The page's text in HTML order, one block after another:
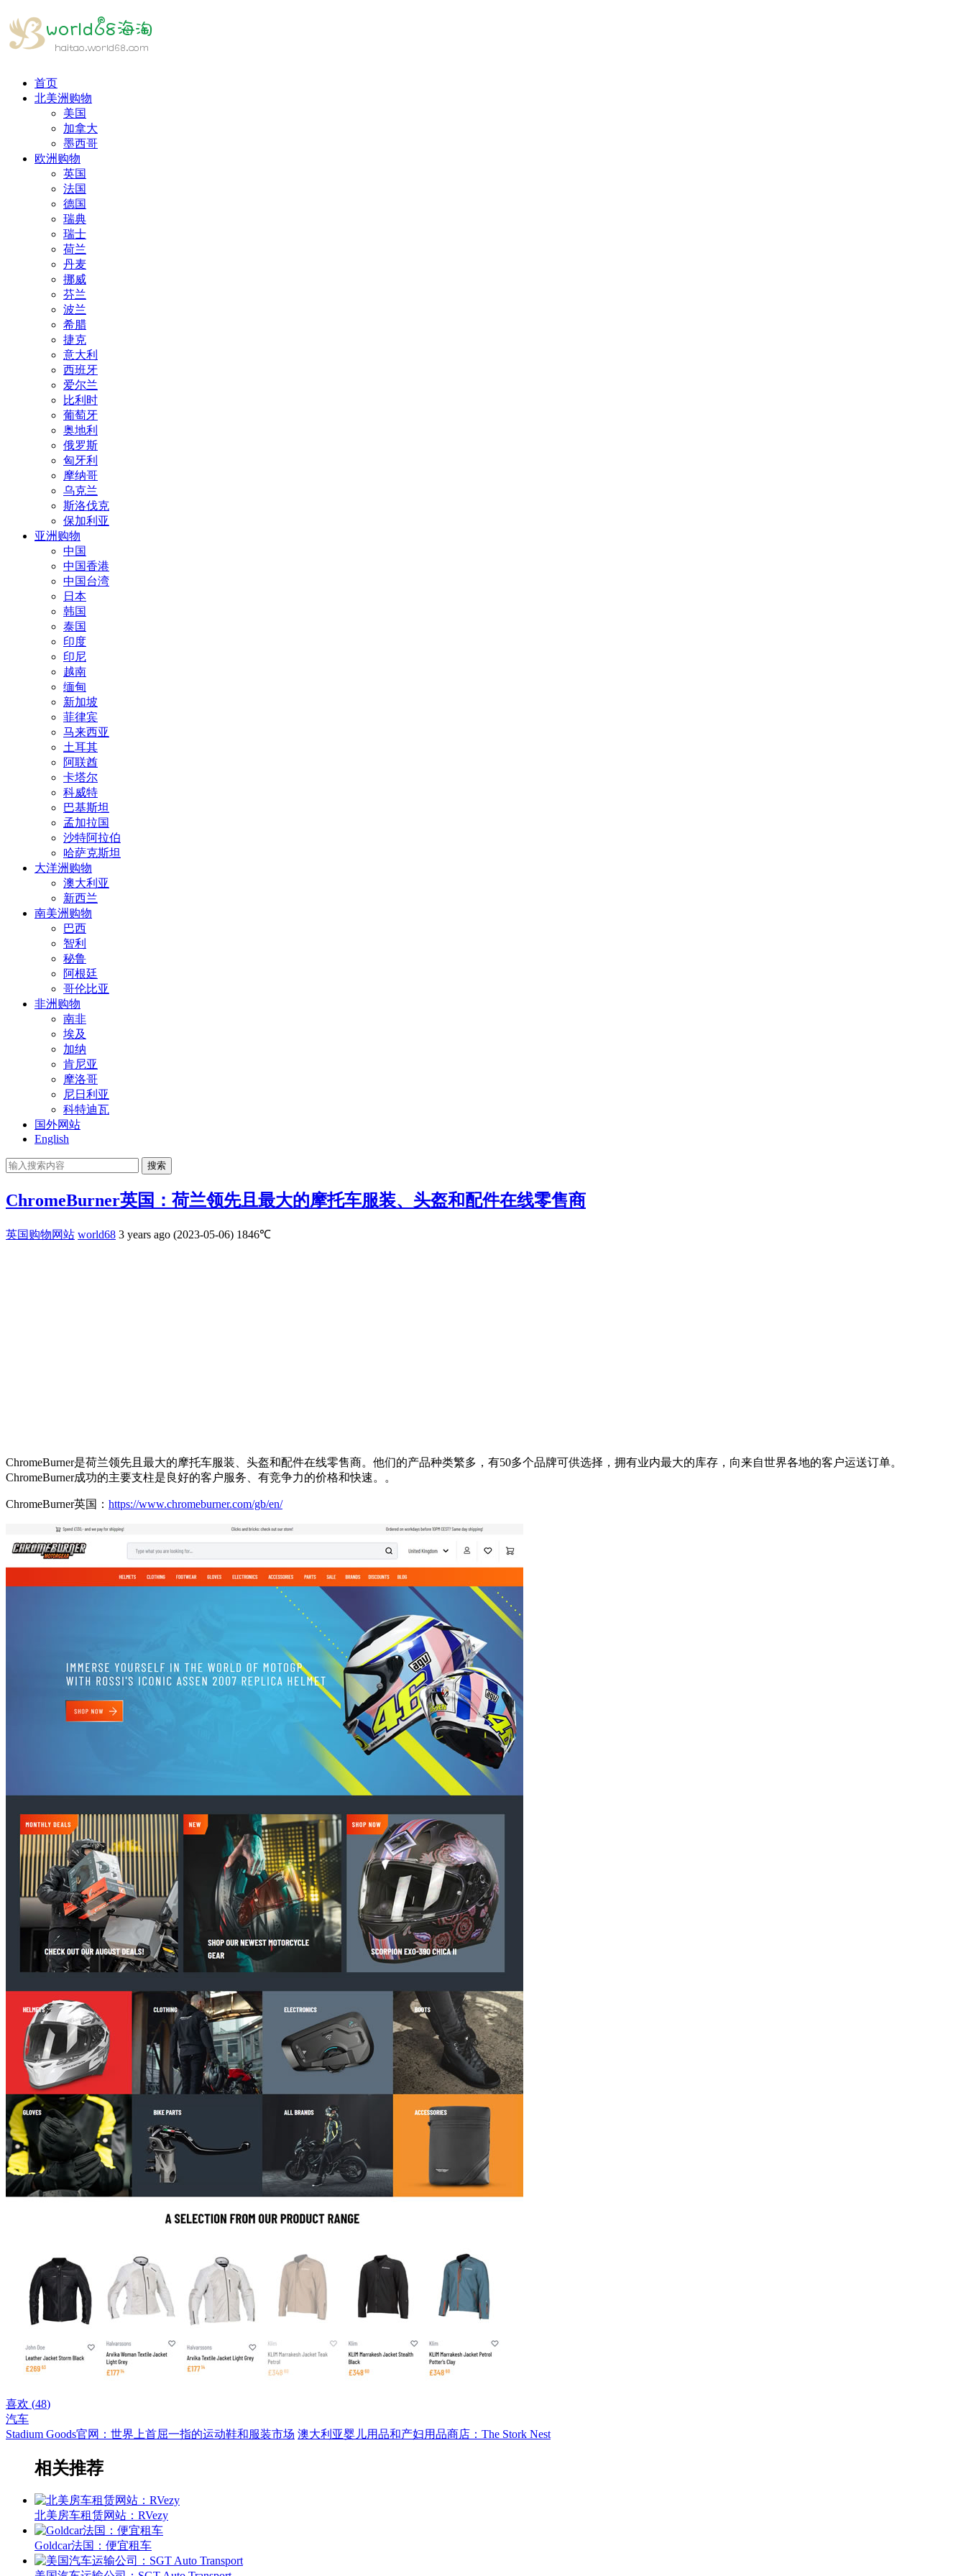
首页
北美洲购物
美国
加拿大
墨西哥
欧洲购物
英国
法国
德国
瑞典
瑞士
荷兰
丹麦
挪威
芬兰
波兰
希腊
捷克
意大利
西班牙
爱尔兰
比利时
葡萄牙
奥地利
俄罗斯
匈牙利
摩纳哥
乌克兰
斯洛伐克
保加利亚
亚洲购物
中国
中国香港
中国台湾
日本
韩国
泰国
印度
印尼
越南
缅甸
新加坡
菲律宾
马来西亚
土耳其
阿联酋
卡塔尔
科威特
巴基斯坦
孟加拉国
沙特阿拉伯
哈萨克斯坦
大洋洲购物
澳大利亚
新西兰
南美洲购物
巴西
智利
秘鲁
阿根廷
哥伦比亚
非洲购物
南非
埃及
加纳
肯尼亚
摩洛哥
尼日利亚
科特迪瓦
国外网站
English
搜索
ChromeBurner英国：荷兰领先且最大的摩托车服装、头盔和配件在线零售商
英国购物网站 world68 3 years ago (2023-05-06) 1846℃
ChromeBurner是荷兰领先且最大的摩托车服装、头盔和配件在线零售商。他们的产品种类繁多，有50多个品牌可供选择，拥有业内最大的库存，向来自世界各地的客户运送订单。
ChromeBurner成功的主要支柱是良好的客户服务、有竞争力的价格和快速。。
ChromeBurner英国： https://www.chromeburner.com/gb/en/
喜欢 (48)
汽车
Stadium Goods官网：世界上首屈一指的运动鞋和服装市场 澳大利亚婴儿用品和产妇用品商店：The Stork Nest
相关推荐
北美房车租赁网站：RVezy
Goldcar法国：便宜租车